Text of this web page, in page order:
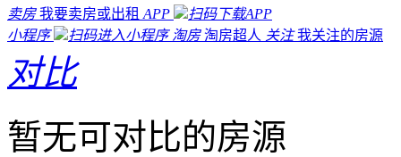
卖房 我要卖房或出租 APP
扫码下载APP
小程序
扫码进入小程序 淘房 淘房超人 关注 我关注的房源
对比
暂无可对比的房源